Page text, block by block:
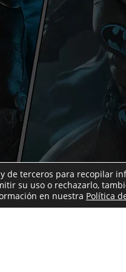
abrirnos un chat de
Copyright
de terceros para recopilar
su uso o rechazarlo,
en nuestra Política